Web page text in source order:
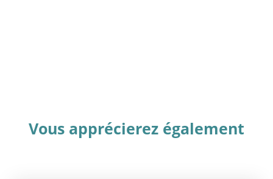
Vous apprécierez également